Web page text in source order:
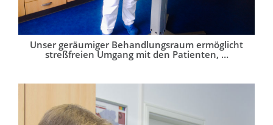
Unser geräumiger Behandlungsraum ermöglicht
streßfreien Umgang mit den Patienten, …